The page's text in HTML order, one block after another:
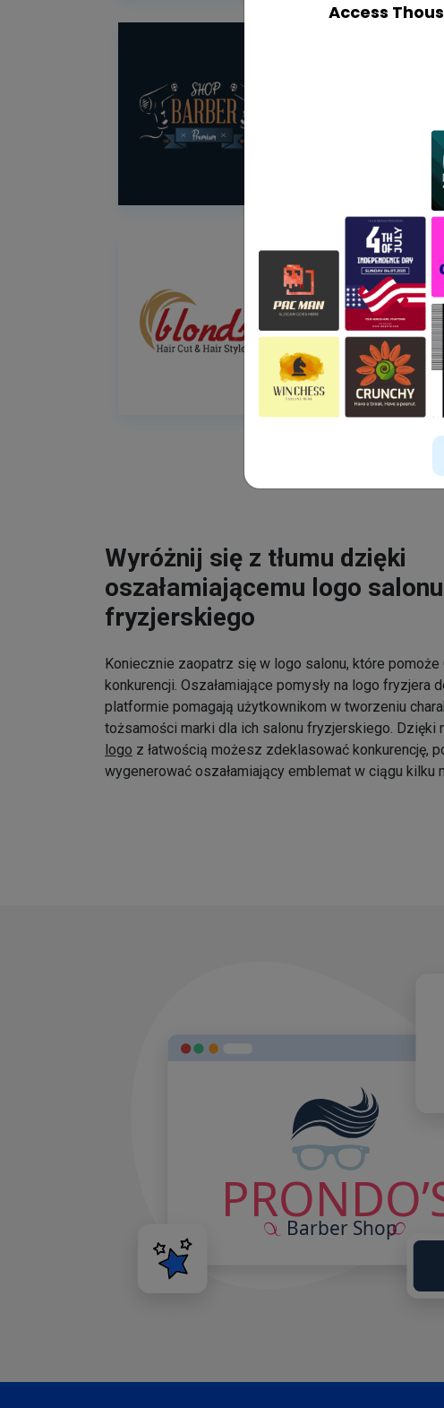
Wyróżnij się z tłumu dzięki
oszałamiającemu logo salonu
fryzjerskiego
Koniecznie zaopatrz się w logo salonu, które
konkurencji. Oszałamiające pomysły na logo fryzjera
platformie pomagają użytkownikom w tworzeniu
tożsamości marki dla ich salonu fryzjerskiego. Dzięki
logo z łatwością możesz zdeklasować konkurencję,
wygenerować oszałamiający emblemat w ciągu kilku
Access